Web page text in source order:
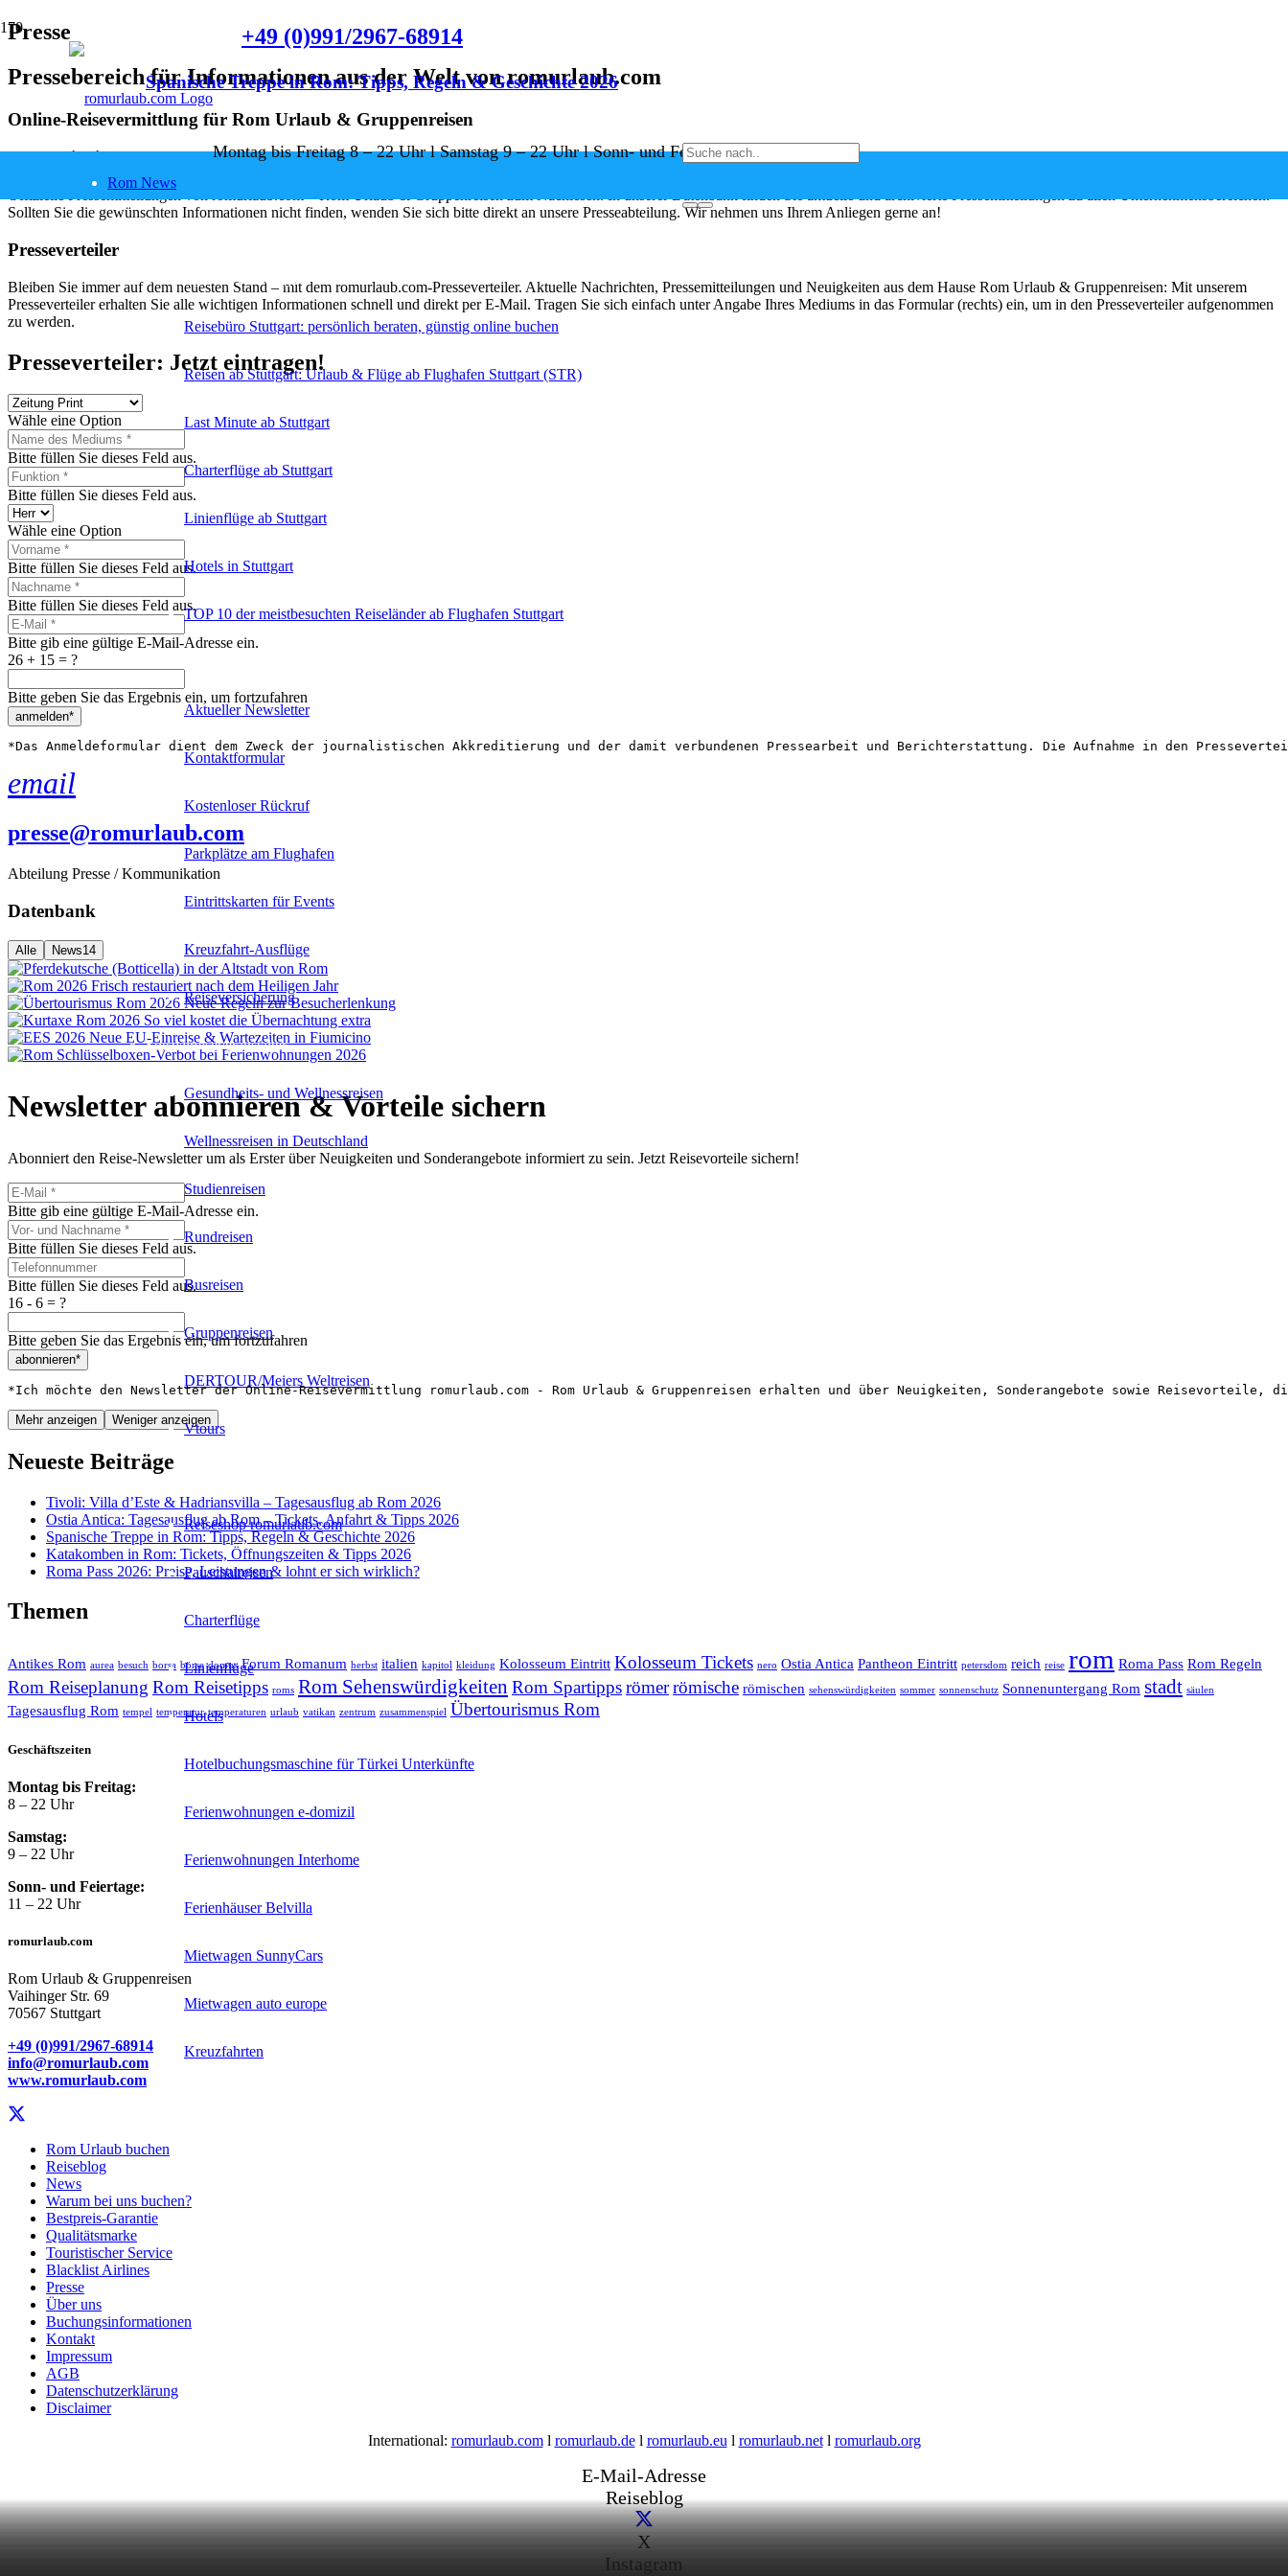
+49 (0)991/2967-68914
Montag bis Freitag 8 – 22 Uhr l Samstag 9 – 22 Uhr l Sonn- und Feiertage 11 – 22 Uhr
Spanische Treppe in Rom: Tipps, Regeln & Geschichte 2026
Rom News
Reiseangebote ab Stuttgart
Reisebüro Stuttgart: persönlich beraten, günstig online buchen
Reisen ab Stuttgart: Urlaub & Flüge ab Flughafen Stuttgart (STR)
Last Minute ab Stuttgart
Charterflüge ab Stuttgart
Linienflüge ab Stuttgart
Hotels in Stuttgart
TOP 10 der meistbesuchten Reiseländer ab Flughafen Stuttgart
Aktueller Newsletter
Kontaktformular
Kostenloser Rückruf
Parkplätze am Flughafen
Eintrittskarten für Events
Kreuzfahrt-Ausflüge
Reiseversicherung
Spezialreiseveranstalter
Gesundheits- und Wellnessreisen
Wellnessreisen in Deutschland
Studienreisen
Rundreisen
Busreisen
Gruppenreisen
DERTOUR/Meiers Weltreisen
Vtours
Reisebuchungsmaschinen
Reiseshop romurlaub.com
Pauschalreisen
Charterflüge
Linienflüge
Hotels
Hotelbuchungsmaschine für Türkei Unterkünfte
Ferienwohnungen e-domizil
Ferienwohnungen Interhome
Ferienhäuser Belvilla
Mietwagen SunnyCars
Mietwagen auto europe
Kreuzfahrten
Presse
Pressebereich für Informationen aus der Welt von romurlaub.com
Online-Reisevermittlung für Rom Urlaub & Gruppenreisen
Pressemitteilungen und Ansprechpartner
Offizielle Pressemitteilungen von romurlaub.com – Rom Urlaub & Gruppenreisen zum Nachlesen. In unserer Datenbank finden Sie aktuelle und archivierte Pressemitteilungen zu allen Unternehmensbereichen.
Sollten Sie die gewünschten Informationen nicht finden, wenden Sie sich bitte direkt an unsere Presseabteilung. Wir nehmen uns Ihrem Anliegen gerne an!
Presseverteiler
Bleiben Sie immer auf dem neuesten Stand – mit dem romurlaub.com-Presseverteiler. Aktuelle Nachrichten, Pressemitteilungen und Neuigkeiten aus dem Hause Rom Urlaub & Gruppenreisen: Mit unserem
Presseverteiler erhalten Sie alle wichtigen Informationen schnell und direkt per E-Mail. Tragen Sie sich einfach unter Angabe Ihres Mediums in das Formular (rechts) ein, um in den Presseverteiler aufgenommen
zu werden.
Presseverteiler: Jetzt eintragen!
Wähle eine Option
Bitte füllen Sie dieses Feld aus.
Bitte füllen Sie dieses Feld aus.
Wähle eine Option
Bitte füllen Sie dieses Feld aus.
Bitte füllen Sie dieses Feld aus.
Bitte gib eine gültige E-Mail-Adresse ein.
26 + 15 = ?
Bitte geben Sie das Ergebnis ein, um fortzufahren
anmelden*
*Das Anmeldeformular dient dem Zweck der journalistischen Akkreditierung und der damit verbundenen Pressearbeit und Berichterstattung. Die Aufnahme in den
email
presse@romurlaub.com
Abteilung Presse / Kommunikation
Datenbank
Alle News14
Newsletter abonnieren & Vorteile sichern
Abonniert den Reise-Newsletter um als Erster über Neuigkeiten und Sonderangebote informiert zu sein. Jetzt Reisevorteile sichern!
Bitte gib eine gültige E-Mail-Adresse ein.
Bitte füllen Sie dieses Feld aus.
Bitte füllen Sie dieses Feld aus.
16 - 6 = ?
Bitte geben Sie das Ergebnis ein, um fortzufahren
abonnieren*
*Ich möchte den Newsletter der Online-Reisevermittlung romurlaub.com - Rom Urlaub & Gruppenreisen erhalten und über Neuigkeiten, Sonderangebote sowie
Mehr anzeigen Weniger anzeigen
Neueste Beiträge
Tivoli: Villa d’Este & Hadriansvilla – Tagesausflug ab Rom 2026
Ostia Antica: Tagesausflug ab Rom – Tickets, Anfahrt & Tipps 2026
Spanische Treppe in Rom: Tipps, Regeln & Geschichte 2026
Katakomben in Rom: Tickets, Öffnungszeiten & Tipps 2026
Roma Pass 2026: Preise, Leistungen & lohnt er sich wirklich?
Themen
Antikes Rom aurea besuch borsa börse domus Forum Romanum herbst italien kapitol kleidung Kolosseum Eintritt Kolosseum Tickets nero Ostia Antica Pantheon Eintritt petersdom reich reise rom Roma Pass Rom Regeln
Rom Reiseplanung Rom Reisetipps roms Rom Sehenswürdigkeiten Rom Spartippsrömerrömische römischen sehenswürdigkeiten sommer sonnenschutz Sonnenuntergang Rom stadt säulen
Tagesausflug Rom tempel temperatur temperaturen urlaub vatikan zentrum zusammenspiel Übertourismus Rom
Geschäftszeiten
Montag bis Freitag:
8 – 22 Uhr
Samstag:
9 – 22 Uhr
Sonn- und Feiertage:
11 – 22 Uhr
romurlaub.com
Rom Urlaub & Gruppenreisen
Vaihinger Str. 69
70567 Stuttgart
+49 (0)991/2967-68914
info@romurlaub.com
www.romurlaub.com
Rom Urlaub buchen
Reiseblog
News
Warum bei uns buchen?
Bestpreis-Garantie
Qualitätsmarke
Touristischer Service
Blacklist Airlines
Presse
Über uns
Buchungsinformationen
Kontakt
Impressum
AGB
Datenschutzerklärung
Disclaimer
International: romurlaub.coml romurlaub.del romurlaub.eu l romurlaub.netl romurlaub.org
E-Mail-Adresse
Reiseblog
X
Instagram